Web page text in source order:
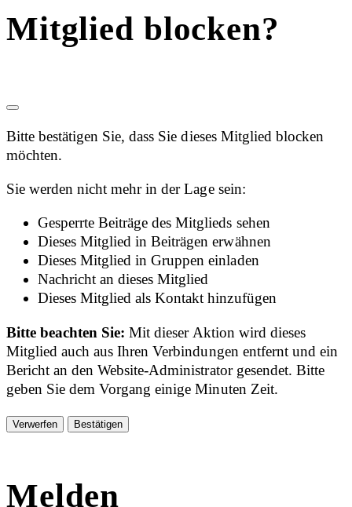
Mitglied blocken?
Bitte bestätigen Sie, dass Sie dieses Mitglied blocken
möchten.
Sie werden nicht mehr in der Lage sein:
Gesperrte Beiträge des Mitglieds sehen
Dieses Mitglied in Beiträgen erwähnen
Dieses Mitglied in Gruppen einladen
Nachricht an dieses Mitglied
Dieses Mitglied als Kontakt hinzufügen
Bitte beachten Sie:Mit dieser Aktion wird dieses
Mitglied auch aus Ihren Verbindungen entfernt und ein
Bericht an den Website-Administrator gesendet. Bitte
geben Sie dem Vorgang einige Minuten Zeit.
Bestätigen
Melden